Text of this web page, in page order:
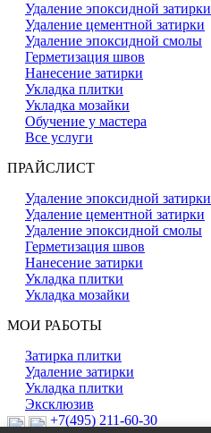
Удаление эпоксидной затирки
Удаление цементной затирки
Удаление эпоксидной смолы
Герметизация швов
Нанесение затирки
Укладка плитки
Укладка мозайки
Обучение у мастера
Все услуги
ПРАЙСЛИСТ
Удаление эпоксидной затирки
Удаление цементной затирки
Удаление эпоксидной смолы
Герметизация швов
Нанесение затирки
Укладка плитки
Укладка мозайки
МОИ РАБОТЫ
Затирка плитки
Удаление затирки
Укладка плитки
Эксклюзив
+7(495) 211-60-30